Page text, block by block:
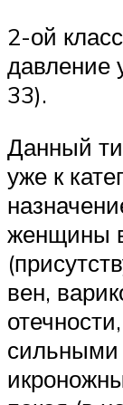
2-ой
давление
33).
Данный
уже к
женщины
вен,
сильными